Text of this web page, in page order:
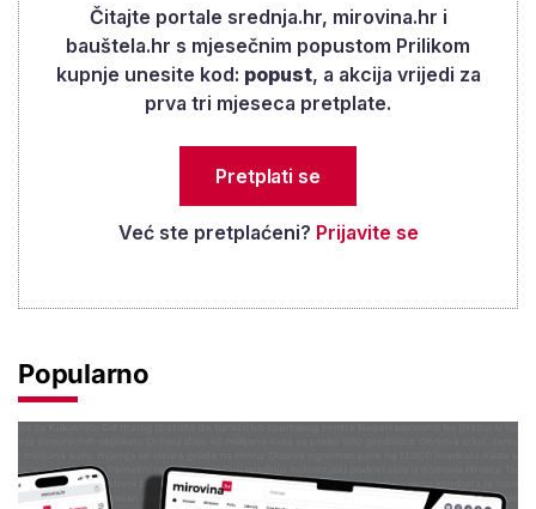
Čitajte portale srednja.hr, mirovina.hr i
bauštela.hr s mjesečnim popustom Prilikom
kupnje unesite kod: popust, a akcija vrijedi za
prva tri mjeseca pretplate.
Pretplati se
Već ste pretplaćeni? Prijavite se
Popularno